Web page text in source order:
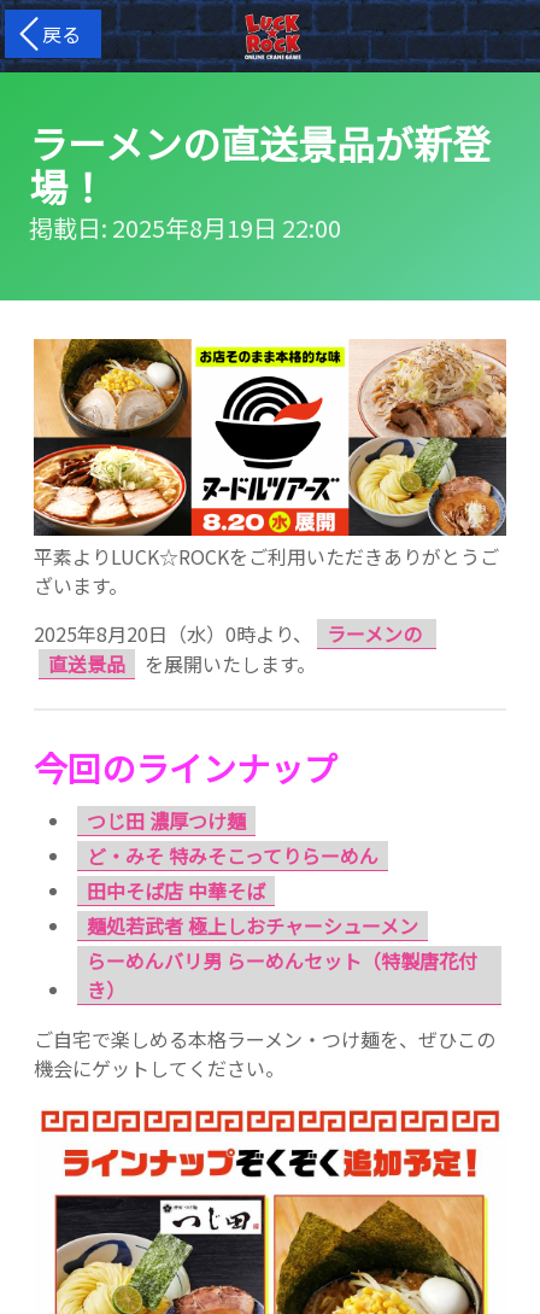
戻る
ラーメンの直送景品が新登
場！
掲載日: 2025年8月19日 22:00
平素よりLUCK☆ROCKをご利用いただきありがとうご
ざいます。
2025年8月20日（水）0時より、
ラーメンの
直送景品
を展開いたします。
今回のラインナップ
つじ田 濃厚つけ麺
ど・みそ 特みそこってりらーめん
田中そば店 中華そば
麺処若武者 極上しおチャーシューメン
らーめんバリ男 らーめんセット（特製唐花付
き）
ご自宅で楽しめる本格ラーメン・つけ麺を、ぜひこの
機会にゲットしてください。